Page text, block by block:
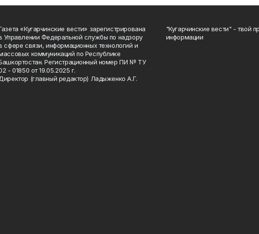
«Кугарчинские вести» зарегистрирована
Управлении Федеральной службы по надзору
сфере связи, информационных технологий и
коммуникаций по Республике
Регистрационный номер ПИ № ТУ
- 01850 от 19.05.2025 г.
Директор (главный редактор) Ладыженко А.Г.
"Кугарчинские вести" - твой
информации